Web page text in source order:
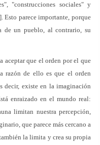
"construcciones sociales" y
Esto parece importante, porque
un pueblo, al contrario, su
aceptar que el orden por el que
razón de ello es que el orden
decir, existe en la imaginación
enraizado en el mundo real:
limitan nuestra percepción,
que parece más cercano a
la limita y crea su propia